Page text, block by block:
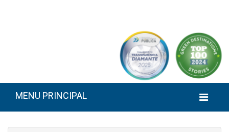
MENU PRINCIPAL